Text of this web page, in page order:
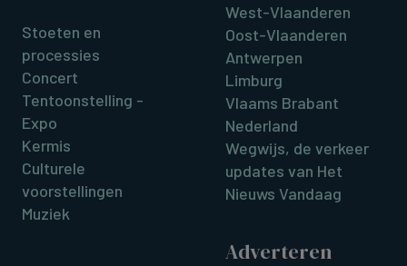
Stoeten en
processies
Concert
Tentoonstelling -
Expo
Kermis
Culturele
voorstellingen
Muziek
West-Vlaanderen
Oost-Vlaanderen
Antwerpen
Limburg
Vlaams Brabant
Nederland
Wegwijs, de verkeer
updates van Het
Nieuws Vandaag
Adverteren